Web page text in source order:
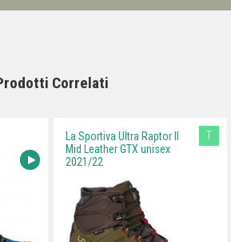
Correlati
La Sportiva Ultra Raptor II
Mid Leather GTX unisex
2021/22
T